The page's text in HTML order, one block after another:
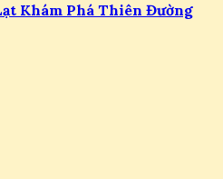
Khám Phá Thiên Đường